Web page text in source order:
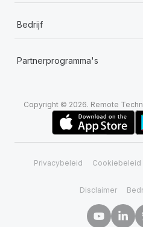
Bedrijf
Partnerprogramma's
Copyright © 2026. Remote
Privacybeleid Cookiebeleid
Disclaimer